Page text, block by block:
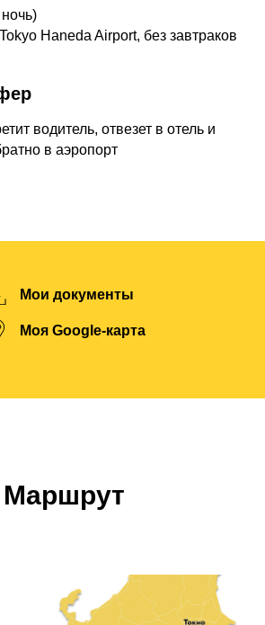
Haneda Airport, без завтраков
водитель, отвезет в отель и
в аэропорт
Мои документы
Моя Google-карта
Маршрут